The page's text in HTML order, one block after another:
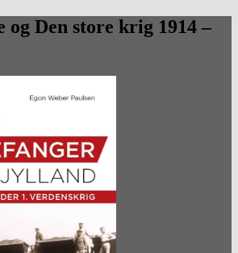
og Den store krig 1914 –